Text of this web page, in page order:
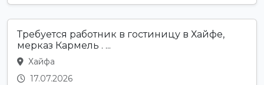
Требуется работник в гостиницу в Хайфе,
мерказ Кармель . ...
Хайфа
17.07.2026